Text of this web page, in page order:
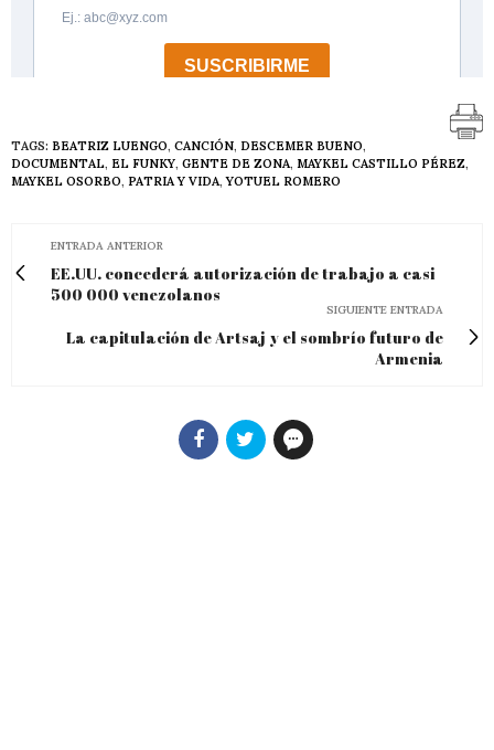
TAGS: BEATRIZ LUENGO, CANCIÓN, DESCEMER BUENO,
DOCUMENTAL, EL FUNKY, GENTE DE ZONA, MAYKEL CASTILLO PÉREZ,
MAYKEL OSORBO, PATRIA Y VIDA,YOTUEL ROMERO
ENTRADA ANTERIOR
EE.UU. concederá autorización de trabajo a casi
500 000 venezolanos
SIGUIENTE ENTRADA
La capitulación de Artsaj y el sombrío futuro de
Armenia